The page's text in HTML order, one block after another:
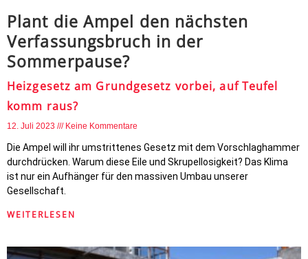
Plant die Ampel den nächsten
Verfassungsbruch in der
Sommerpause?
Heizgesetz am Grundgesetz vorbei, auf Teufel
komm raus?
12. Juli 2023 Keine Kommentare
Die Ampel will ihr umstrittenes Gesetz mit dem Vorschlaghammer
durchdrücken. Warum diese Eile und Skrupellosigkeit? Das Klima
ist nur ein Aufhänger für den massiven Umbau unserer
Gesellschaft.
WEITERLESEN